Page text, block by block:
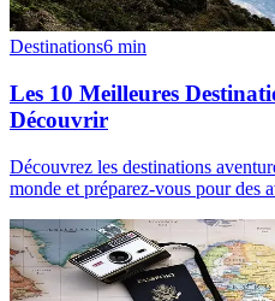
Destinations6 min
Les 10 Meilleures
Découvrir
Découvrez les destinations
monde et préparez-vous pour des